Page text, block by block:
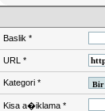
Baslik *
URL *
Kategori *
Kisa a�iklama *